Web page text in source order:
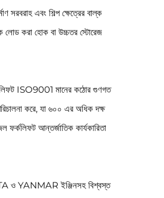
সরবরাহ এবং শিল্প ক্ষেত্রের বাল্ক
লোড করা হোক বা উচ্চতর স্টোরেজ
ISO9001 মানের কঠোর গুণগত
করে, যা ৬০০ এর অধিক দক্ষ
ফর্কলিফট আন্তর্জাতিক কার্যকারিতা
YANMAR ইঞ্জিনসহ বিশ্বস্ত